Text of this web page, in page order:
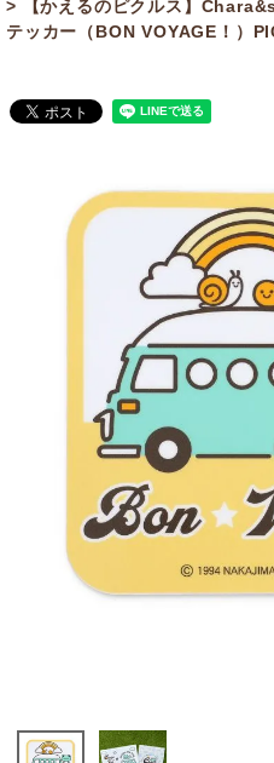
【かえるのピクルス】
テッカー（BON VOYAGE！）